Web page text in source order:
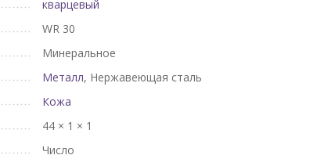
кварцевый
WR 30
Минеральное
Металл, Нержавеющая сталь
Кожа
44 × 1 × 1
Число